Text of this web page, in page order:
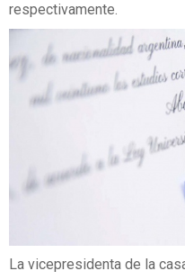
respectivamente.
La vicepresidenta de la